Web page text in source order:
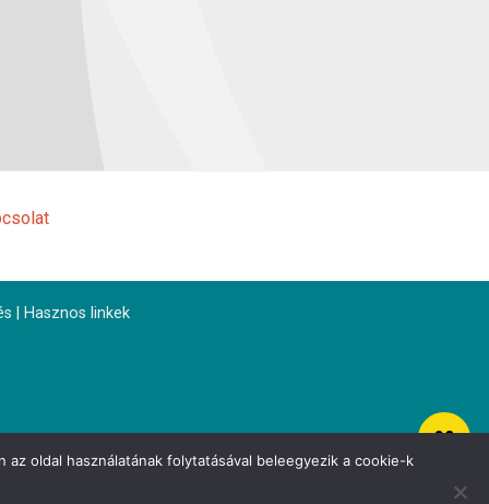
Hasznos linkek
oldal használatának folytatásával beleegyezik a cookie-k